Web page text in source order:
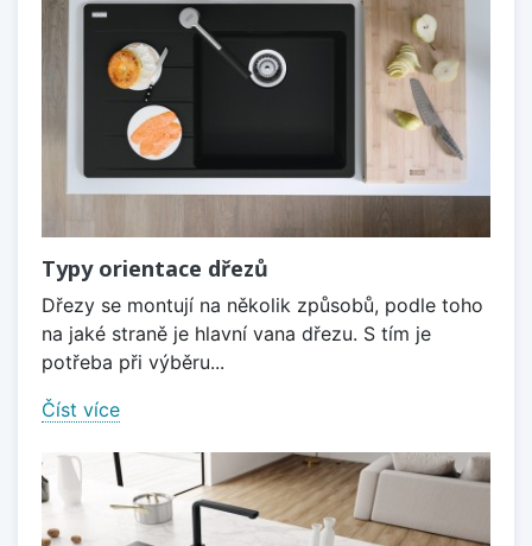
Typy orientace dřezů
Dřezy se montují na několik způsobů, podle toho
na jaké straně je hlavní vana dřezu. S tím je
potřeba při výběru...
Číst více